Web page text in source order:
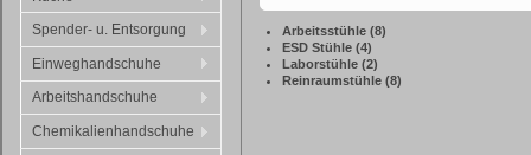
Spender- u. Entsorgung
Einweghandschuhe
Arbeitshandschuhe
Chemikalienhandschuhe
Arbeitsstühle (8)
ESD Stühle (4)
Laborstühle (2)
Reinraumstühle (8)